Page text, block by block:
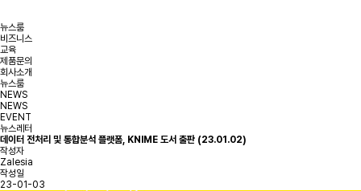
뉴스룸
비즈니스
교육
제품문의
회사소개
뉴스룸
NEWS
NEWS
EVENT
뉴스레터
데이터 전처리 및 통합분석 플랫폼, KNIME 도서 출판 (23.01.02)
작성자
Zalesia
작성일
23-01-03